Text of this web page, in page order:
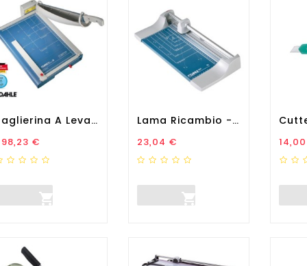
Taglierina A Leva...
€

Lama Ricambio - Per...
Prezzo
23,04 €
